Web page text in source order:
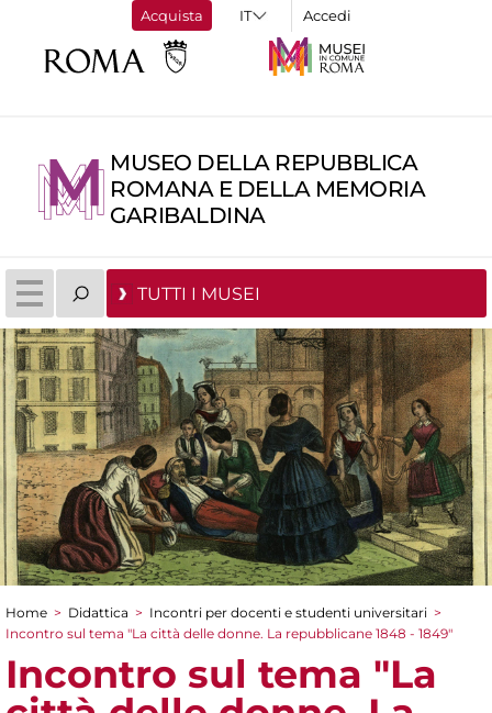
Acquista Accedi
MUSEO DELLA REPUBBLICA
ROMANA E DELLA MEMORIA
GARIBALDINA
TUTTI I MUSEI
Tu sei qui
Home > Didattica > Incontri per docenti e studenti universitari >
Incontro sul tema "La città delle donne. La repubblicane 1848 - 1849"
Incontro sul tema "La